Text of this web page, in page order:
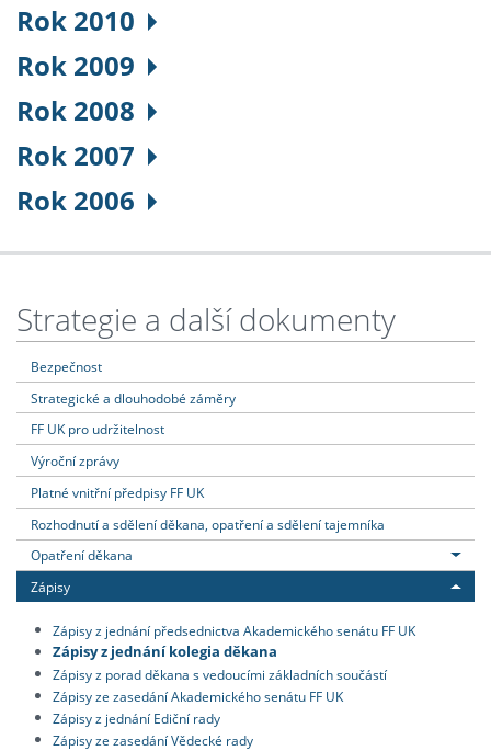
Rok 2010
Rok 2009
Rok 2008
Rok 2007
Rok 2006
Strategie a další dokumenty
Bezpečnost
Strategické a dlouhodobé záměry
FF UK pro udržitelnost
Výroční zprávy
Platné vnitřní předpisy FF UK
Rozhodnutí a sdělení děkana, opatření a sdělení tajemníka
Opatření děkana
Zápisy
Zápisy z jednání předsednictva Akademického senátu FF UK
Zápisy z jednání kolegia děkana
Zápisy z porad děkana s vedoucími základních součástí
Zápisy ze zasedání Akademického senátu FF UK
Zápisy z jednání Ediční rady
Zápisy ze zasedání Vědecké rady